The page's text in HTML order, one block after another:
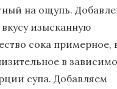
на ощупь.
изысканную
сока примерное,
в
супа. Добавляем